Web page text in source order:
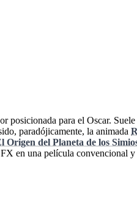
para el Oscar.
paradójicamente, la animada
Origen del Planeta de los
en una película convencional